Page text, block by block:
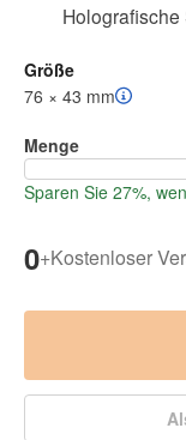
Holografische
Größe
76 × 43 mm
Menge
Sparen Sie 27%,
0+Kostenloser